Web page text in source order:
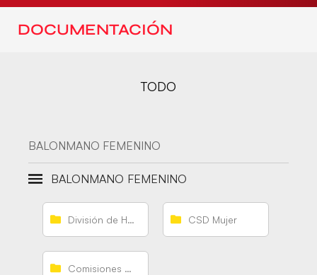
DOCUMENTACIÓN
TODO
BALONMANO FEMENINO
BALONMANO FEMENINO
División de Honor Femenina CSD Mujer
Comisiones y Protocolos